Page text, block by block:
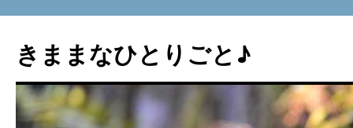
テ
ン
ス
キ
きままなひとりごと♪